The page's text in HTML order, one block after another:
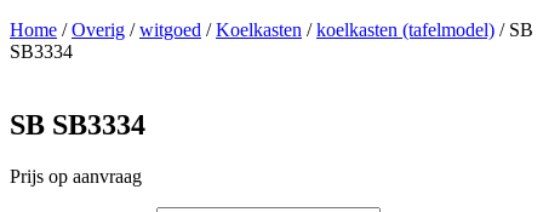
Home /Overig /witgoed /Koelkasten /koelkasten (tafelmodel) / SB
SB3334
SB SB3334
Prijs op aanvraag